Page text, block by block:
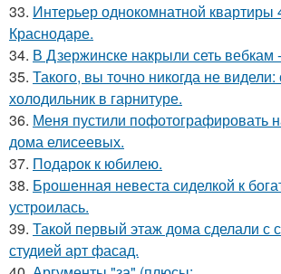
33. Интерьер однокомнатной квартиры
Краснодаре.
34. В Дзержинске накрыли сеть вебкам
35. Такого, вы точно никогда не
холодильник в гарнитуре.
36. Меня пустили пофотографировать
дома елисеевых.
37. Подарок к юбилею.
38. Брошенная невеста сиделкой к
устроилась.
39. Такой первый этаж дома сделали с
студией арт фасад.